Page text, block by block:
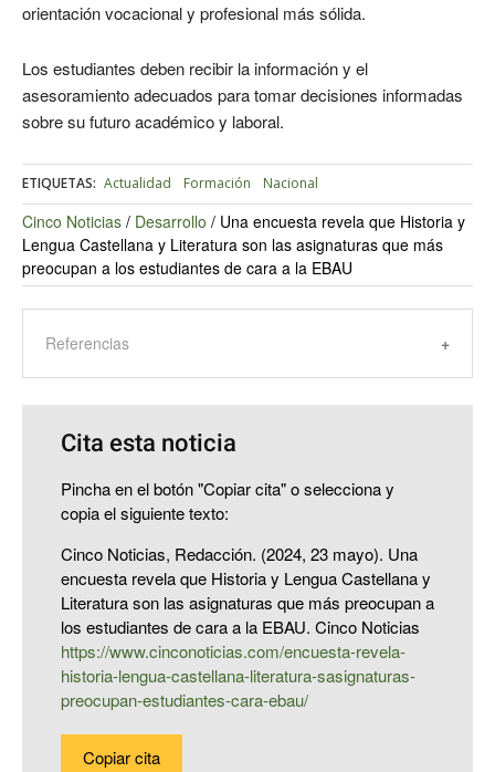
orientación vocacional y profesional más sólida.
Los estudiantes deben recibir la información y el
asesoramiento adecuados para tomar decisiones informadas
sobre su futuro académico y laboral.
ETIQUETAS: Actualidad Formación Nacional
Cinco Noticias / Desarrollo / Una encuesta revela que Historia y
Lengua Castellana y Literatura son las asignaturas que más
preocupan a los estudiantes de cara a la EBAU
Referencias
Cita esta noticia
Pincha en el botón "Copiar cita" o selecciona y
copia el siguiente texto:
Cinco Noticias, Redacción. (2024, 23 mayo). Una
encuesta revela que Historia y Lengua Castellana y
Literatura son las asignaturas que más preocupan a
los estudiantes de cara a la EBAU. Cinco Noticias
https://www.cinconoticias.com/encuesta-revela-
historia-lengua-castellana-literatura-sasignaturas-
preocupan-estudiantes-cara-ebau/
Copiar cita